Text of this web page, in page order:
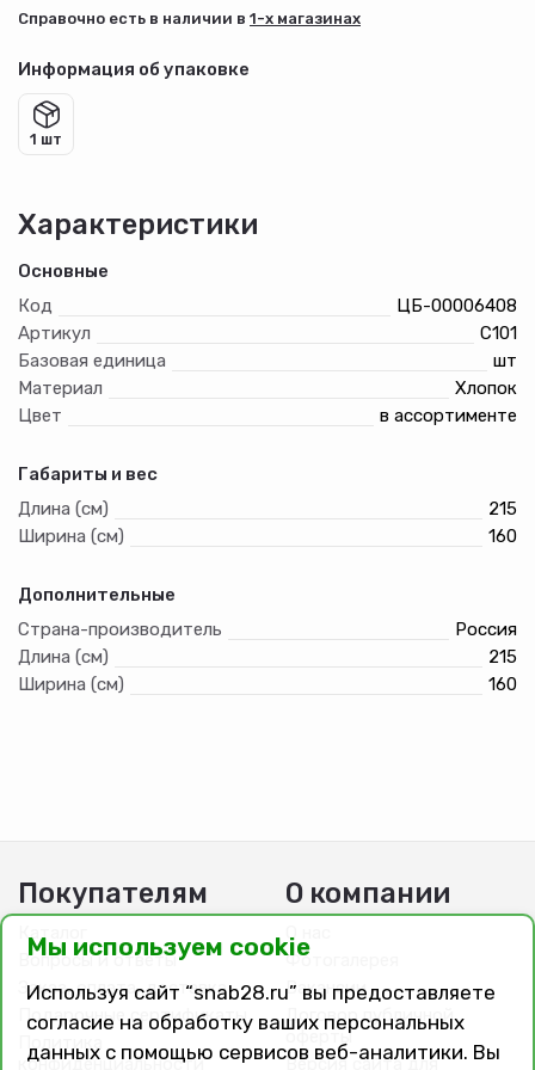
Cправочно есть в наличии в 1-х магазинах
Информация об упаковке
1 шт
Характеристики
Основные
Код
ЦБ-00006408
Артикул
С101
Базовая единица
шт
Материал
Хлопок
Цвет
в ассортименте
Габариты и вес
Длина (см)
215
Ширина (см)
160
Дополнительные
Страна-производитель
Россия
Длина (см)
215
Ширина (см)
160
Покупателям
Каталог
Вопросы и ответы
Заказ, оплата, доставка
Подарочные сертификаты
конфиденциальности
О компании
О нас
Фотогалерея
Вакансии
Договор публичной
оферты
Версия сайта для
Мы используем cookie
Используя сайт “snab28.ru” вы предоставляете
согласие на обработку ваших персональных
данных с помощью сервисов веб-аналитики. Вы